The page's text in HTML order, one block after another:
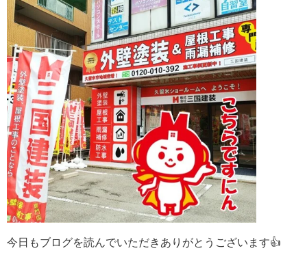
今日もブログを読んでいただきありがとうございます👍